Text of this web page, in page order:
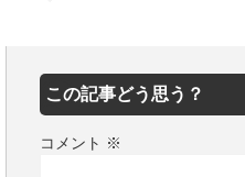
この記事どう思う？
コメント ※